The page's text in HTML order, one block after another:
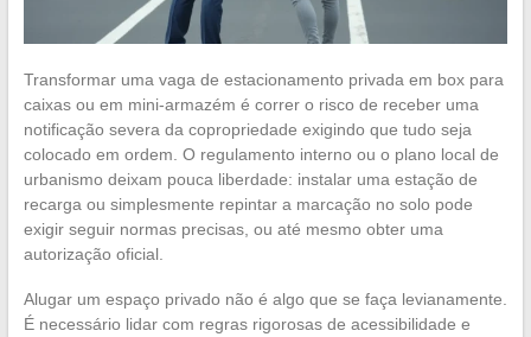
Transformar uma vaga de estacionamento privada em box para
caixas ou em mini-armazém é correr o risco de receber uma
notificação severa da copropriedade exigindo que tudo seja
colocado em ordem. O regulamento interno ou o plano local de
urbanismo deixam pouca liberdade: instalar uma estação de
recarga ou simplesmente repintar a marcação no solo pode
exigir seguir normas precisas, ou até mesmo obter uma
autorização oficial.
Alugar um espaço privado não é algo que se faça levianamente.
É necessário lidar com regras rigorosas de acessibilidade e